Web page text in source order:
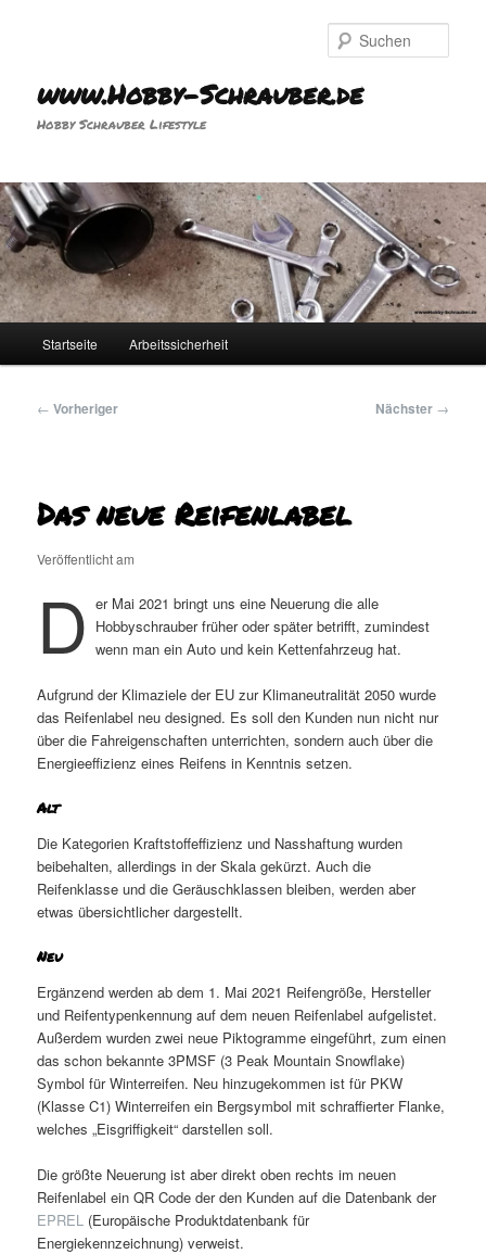
www.Hobby-Schrauber.de
Hobby Schrauber Lifestyle
Startseite Arbeitssicherheit
Beitragsnavigation
← Vorheriger Nächster →
Das neue Reifenlabel
Veröffentlicht am
D er Mai 2021 bringt uns eine Neuerung die alle
Hobbyschrauber früher oder später betrifft, zumindest
wenn man ein Auto und kein Kettenfahrzeug hat.
Aufgrund der Klimaziele der EU zur Klimaneutralität 2050 wurde
das Reifenlabel neu designed. Es soll den Kunden nun nicht nur
über die Fahreigenschaften unterrichten, sondern auch über die
Energieeffizienz eines Reifens in Kenntnis setzen.
Alt
Die Kategorien Kraftstoffeffizienz und Nasshaftung wurden
beibehalten, allerdings in der Skala gekürzt. Auch die
Reifenklasse und die Geräuschklassen bleiben, werden aber
etwas übersichtlicher dargestellt.
Neu
Ergänzend werden ab dem 1. Mai 2021 Reifengröße, Hersteller
und Reifentypenkennung auf dem neuen Reifenlabel aufgelistet.
Außerdem wurden zwei neue Piktogramme eingeführt, zum einen
das schon bekannte 3PMSF (3 Peak Mountain Snowflake)
Symbol für Winterreifen. Neu hinzugekommen ist für PKW
(Klasse C1) Winterreifen ein Bergsymbol mit schraffierter Flanke,
welches „Eisgriffigkeit“ darstellen soll.
Die größte Neuerung ist aber direkt oben rechts im neuen
Reifenlabel ein QR Code der den Kunden auf die Datenbank der
EPREL (Europäische Produktdatenbank für
Energiekennzeichnung) verweist.